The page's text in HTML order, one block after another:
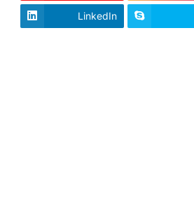
LinkedIn